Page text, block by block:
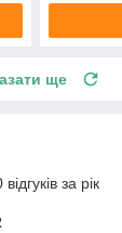
ще
за рік